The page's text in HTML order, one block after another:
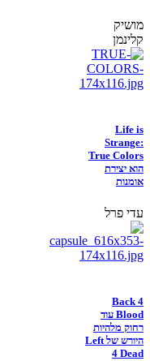
מושיק
קלינמן
Life is
Strange:
True Colors
הוא יצירת
אומנות
עדי פרל
Back 4
Blood עוד
רחוק מלהיות
היורש של Left
4 Dead